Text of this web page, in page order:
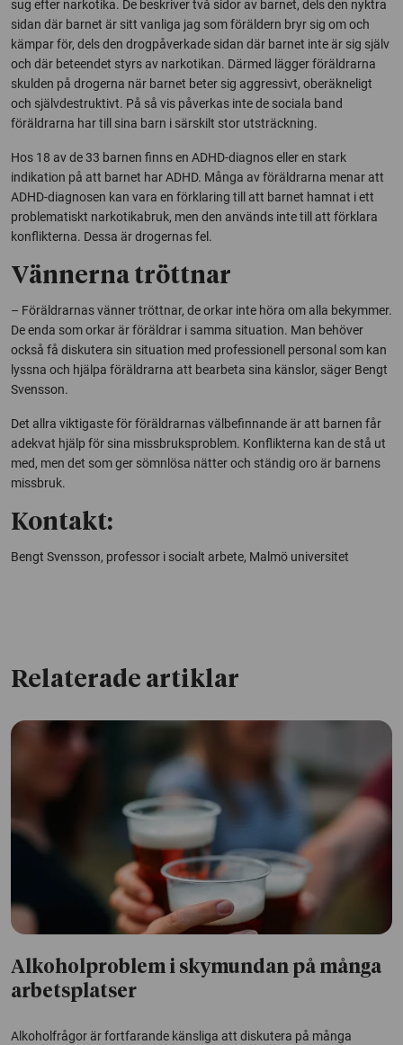
sug efter narkotika. De beskriver två sidor av barnet, dels den nyktra
sidan där barnet är sitt vanliga jag som föräldern bryr sig om och
kämpar för, dels den drogpåverkade sidan där barnet inte är sig själv
och där beteendet styrs av narkotikan. Därmed lägger föräldrarna
skulden på drogerna när barnet beter sig aggressivt, oberäkneligt
och självdestruktivt. På så vis påverkas inte de sociala band
föräldrarna har till sina barn i särskilt stor utsträckning.
Hos 18 av de 33 barnen finns en ADHD-diagnos eller en stark
indikation på att barnet har ADHD. Många av föräldrarna menar att
ADHD-diagnosen kan vara en förklaring till att barnet hamnat i ett
problematiskt narkotikabruk, men den används inte till att förklara
konflikterna. Dessa är drogernas fel.
Vännerna tröttnar
– Föräldrarnas vänner tröttnar, de orkar inte höra om alla bekymmer.
De enda som orkar är föräldrar i samma situation. Man behöver
också få diskutera sin situation med professionell personal som kan
lyssna och hjälpa föräldrarna att bearbeta sina känslor, säger Bengt
Svensson.
Det allra viktigaste för föräldrarnas välbefinnande är att barnen får
adekvat hjälp för sina missbruksproblem. Konflikterna kan de stå ut
med, men det som ger sömnlösa nätter och ständig oro är barnens
missbruk.
Kontakt:
Bengt Svensson, professor i socialt arbete, Malmö universitet
Relaterade artiklar
Alkoholproblem i skymundan på många
arbetsplatser
Alkoholfrågor är fortfarande känsliga att diskutera på många